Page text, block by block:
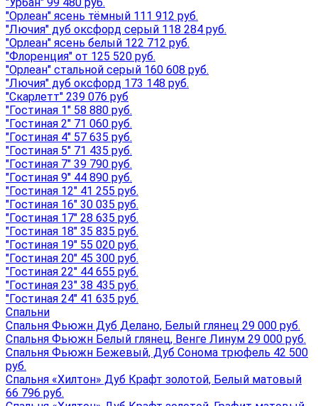
"Орлеан" ясень тёмный 111 912 руб.
"Лючия" дуб оксфорд серый 118 284 руб.
"Орлеан" ясень белый 122 712 руб.
"Флоренция" от 125 520 руб.
"Орлеан" стальной серый 160 608 руб.
"Лючия" дуб оксфорд 173 148 руб.
"Скарлетт" 239 076 руб
"Гостиная 1" 58 880 руб.
"Гостиная 2" 71 060 руб.
"Гостиная 4" 57 635 руб.
"Гостиная 5" 71 435 руб.
"Гостиная 7" 39 790 руб.
"Гостиная 9" 44 890 руб.
"Гостиная 12" 41 255 руб.
"Гостиная 16" 30 035 руб.
"Гостиная 17" 28 635 руб.
"Гостиная 18" 35 835 руб.
"Гостиная 19" 55 020 руб.
"Гостиная 20" 45 300 руб.
"Гостиная 22" 44 655 руб.
"Гостиная 23" 38 435 руб.
"Гостиная 24" 41 635 руб.
Спальни
Спальня Фьюжн Дуб Делано, Белый глянец 29 000 руб.
Спальня Фьюжн Белый глянец, Венге Линум 29 000 руб.
Спальня Фьюжн Бежевый, Дуб Сонома трюфель 42 500
руб.
Спальня «Хилтон» Дуб Крафт золотой, Белый матовый
66 796 руб.